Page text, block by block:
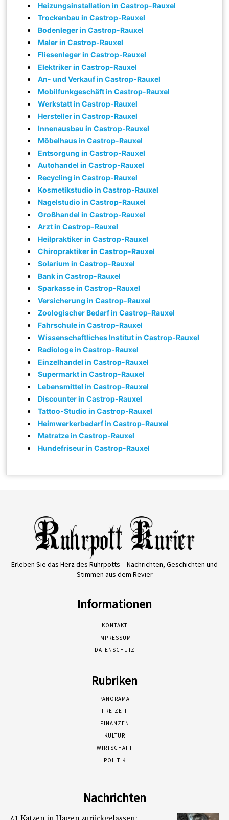
Heizungsinstallation in Castrop-Rauxel
Trockenbau in Castrop-Rauxel
Bodenleger in Castrop-Rauxel
Maler in Castrop-Rauxel
Fliesenleger in Castrop-Rauxel
Elektriker in Castrop-Rauxel
An- und Verkauf in Castrop-Rauxel
Mobilfunkgeschäft in Castrop-Rauxel
Werkstatt in Castrop-Rauxel
Hersteller in Castrop-Rauxel
Innenausbau in Castrop-Rauxel
Möbelhaus in Castrop-Rauxel
Entsorgung in Castrop-Rauxel
Autohandel in Castrop-Rauxel
Recycling in Castrop-Rauxel
Kosmetikstudio in Castrop-Rauxel
Nagelstudio in Castrop-Rauxel
Großhandel in Castrop-Rauxel
Arzt in Castrop-Rauxel
Heilpraktiker in Castrop-Rauxel
Chiropraktiker in Castrop-Rauxel
Solarium in Castrop-Rauxel
Bank in Castrop-Rauxel
Sparkasse in Castrop-Rauxel
Versicherung in Castrop-Rauxel
Zoologischer Bedarf in Castrop-Rauxel
Fahrschule in Castrop-Rauxel
Wissenschaftliches Institut in Castrop-Rauxel
Radiologe in Castrop-Rauxel
Einzelhandel in Castrop-Rauxel
Supermarkt in Castrop-Rauxel
Lebensmittel in Castrop-Rauxel
Discounter in Castrop-Rauxel
Tattoo-Studio in Castrop-Rauxel
Heimwerkerbedarf in Castrop-Rauxel
Matratze in Castrop-Rauxel
Hundefriseur in Castrop-Rauxel
Erleben Sie das Herz des Ruhrpotts – Nachrichten, Geschichten und
Stimmen aus dem Revier
Informationen
KONTAKT
IMPRESSUM
DATENSCHUTZ
Rubriken
PANORAMA
FREIZEIT
FINANZEN
KULTUR
WIRTSCHAFT
POLITIK
Nachrichten